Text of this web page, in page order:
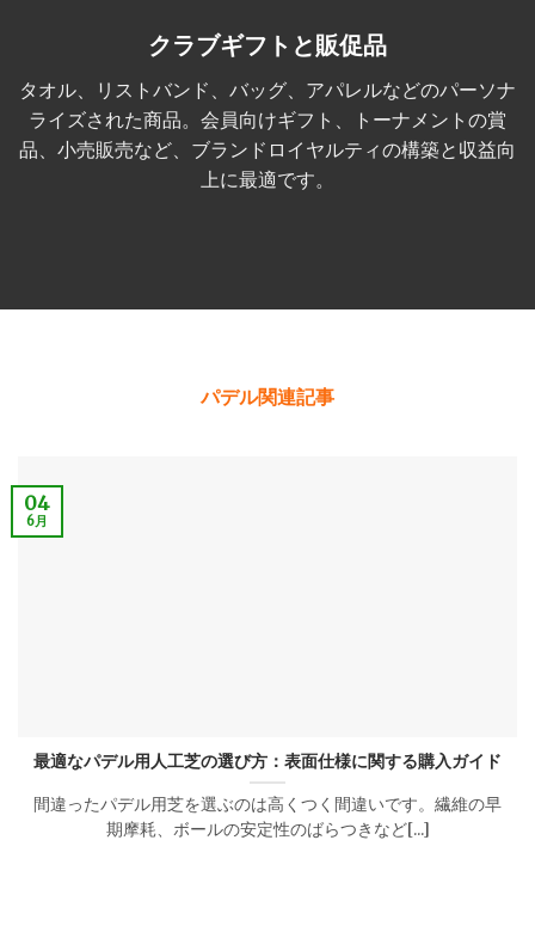
クラブギフトと販促品
タオル、リストバンド、バッグ、アパレルなどのパーソナ
ライズされた商品。会員向けギフト、トーナメントの賞
品、小売販売など、ブランドロイヤルティの構築と収益向
上に最適です。
パデル関連記事
最適なパデル用人工芝の選び方：表面仕様に関する購入ガイド
間違ったパデル用芝を選ぶのは高くつく間違いです。繊維の早
期摩耗、ボールの安定性のばらつきなど[...]
04
6月